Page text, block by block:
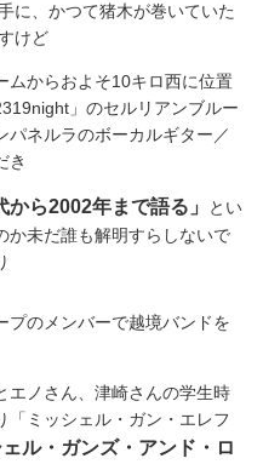
に、かつて猪木が巻いていた
けど
ムからおよそ10キロ西に位置
」のセルリアンブルー
パネルラのボーカルギター／
き
から2002年まで語る」
とい
か未だ誰も解明すらしないで
プのメンバーで越境バンドを
エノさん、津崎さんの学生時
「ミッシェル・ガン・エレフ
ェル・ガンズ・アンド・ロ